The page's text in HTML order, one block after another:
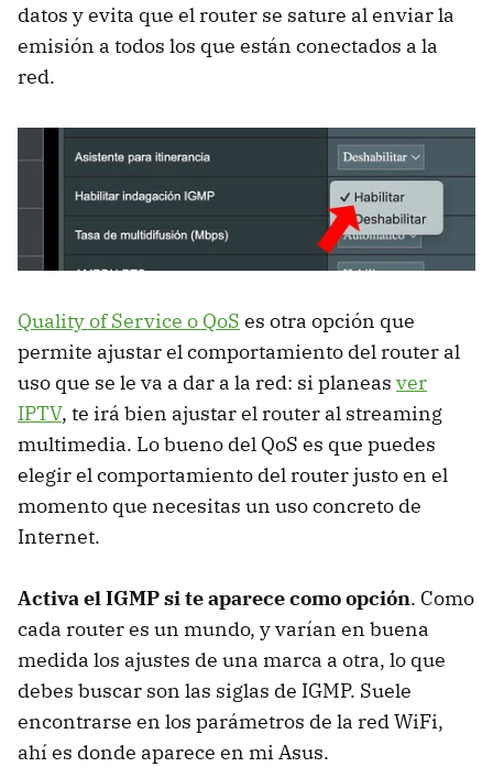
datos y evita que el router se sature al enviar la
emisión a todos los que están conectados a la
red.
Quality of Service o QoS es otra opción que
permite ajustar el comportamiento del router al
uso que se le va a dar a la red: si planeas ver
IPTV, te irá bien ajustar el router al streaming
multimedia. Lo bueno del QoS es que puedes
elegir el comportamiento del router justo en el
momento que necesitas un uso concreto de
Internet.
Activa el IGMP si te aparece como opción. Como
cada router es un mundo, y varían en buena
medida los ajustes de una marca a otra, lo que
debes buscar son las siglas de IGMP. Suele
encontrarse en los parámetros de la red WiFi,
ahí es donde aparece en mi Asus.